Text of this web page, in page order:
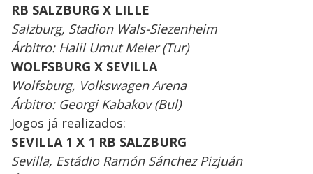
RB SALZBURG X LILLE
Salzburg, Stadion Wals-Siezenheim
Árbitro: Halil Umut Meler (Tur)
WOLFSBURG X SEVILLA
Wolfsburg, Volkswagen Arena
Árbitro: Georgi Kabakov (Bul)
Jogos já realizados:
SEVILLA 1 X 1 RB SALZBURG
Sevilla, Estádio Ramón Sánchez Pizjuán